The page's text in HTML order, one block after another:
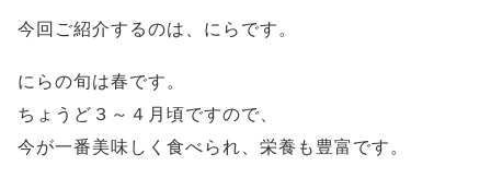
今回ご紹介するのは、にらです。
にらの旬は春です。
ちょうど３～４月頃ですので、
今が一番美味しく食べられ、栄養も豊富です。